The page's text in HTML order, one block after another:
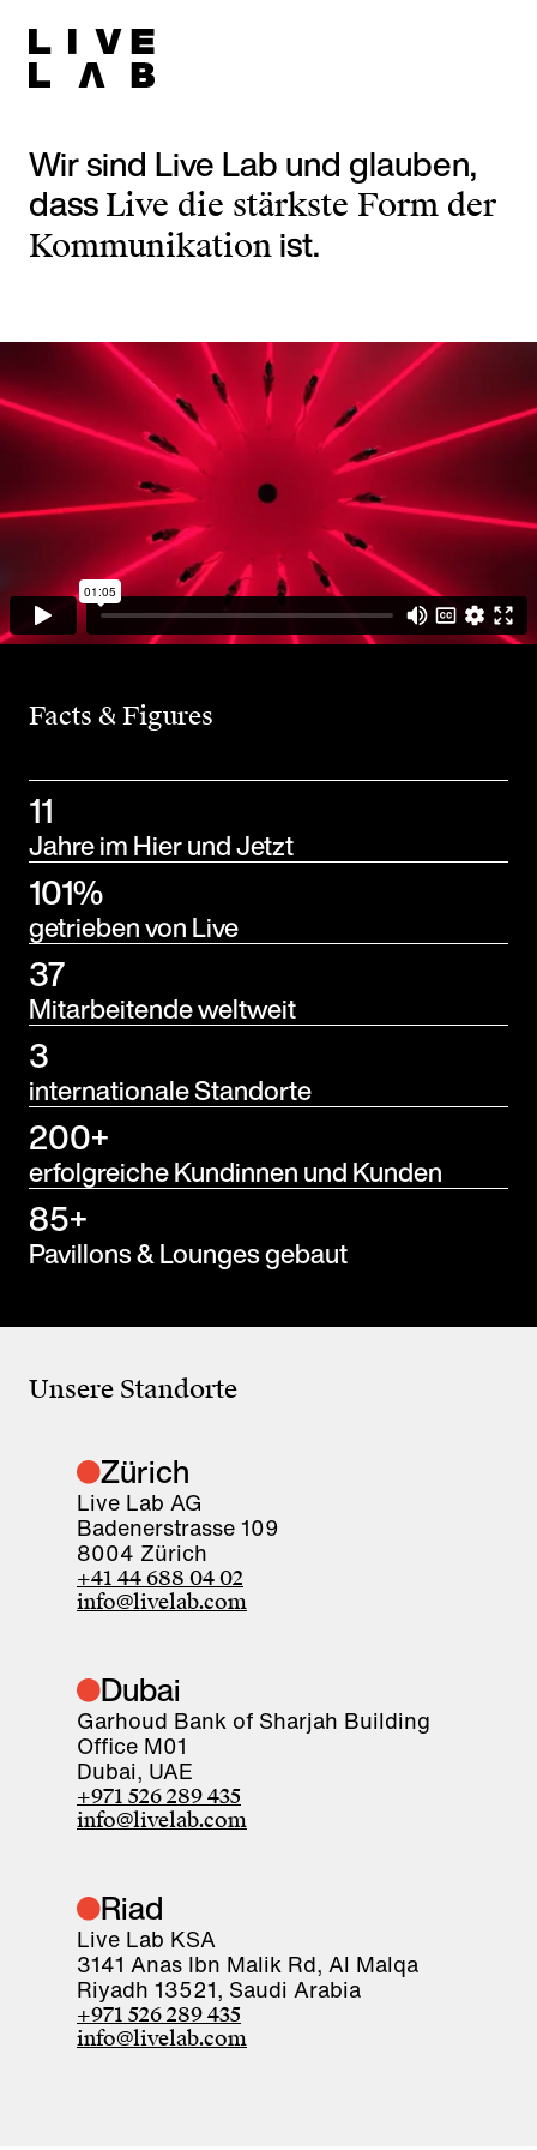
Wir sind Live Lab und glauben,
dass Live die stärkste Form der
Kommunikation ist.
Facts & Figures
11
Jahre im Hier und Jetzt
101%
getrieben von Live
37
Mitarbeitende weltweit
3
internationale Standorte
200+
erfolgreiche Kundinnen und Kunden
85+
Pavillons & Lounges gebaut
Unsere Standorte
Zürich
Live Lab AG
Badenerstrasse 109
8004 Zürich
+41 44 688 04 02
info@livelab.com
Dubai
Garhoud Bank of Sharjah Building
Office M01
Dubai, UAE
+971 526 289 435
info@livelab.com
Riad
Live Lab KSA
3141 Anas Ibn Malik Rd, Al Malqa
Riyadh 13521, Saudi Arabia
+971 526 289 435
info@livelab.com